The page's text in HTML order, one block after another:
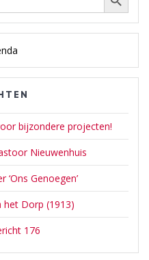
bijzondere projecten!
Nieuwenhuis
Genoegen’
het Dorp (1913)
176